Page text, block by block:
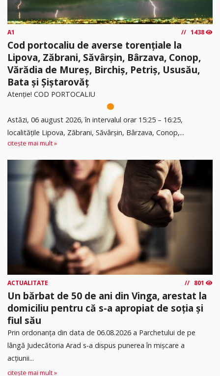
A1 1438
Cod portocaliu de averse torențiale la
Lipova, Zăbrani, Săvârșin, Bârzava, Conop,
Vărădia de Mureș, Birchiș, Petriș, Ususău,
Bata și Șiștarovăț
Atenție! COD PORTOCALIU
Astăzi, 06 august 2026, în intervalul orar 15:25 – 16:25,
localitățile Lipova, Zăbrani, Săvârșin, Bârzava, Conop,...
citește mai mult »
ACTUALITATE 801
Un bărbat de 50 de ani din Vinga, arestat la
domiciliu pentru că s-a apropiat de soția și
fiul său
Prin ordonanța din data de 06.08.2026 a Parchetului de pe
lângă Judecătoria Arad s-a dispus punerea în mişcare a
acţiunii...
citește mai mult »